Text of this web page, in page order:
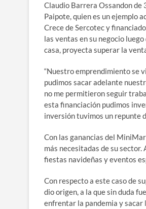
Claudio Barrera Ossandon de
Paipote, quien es un ejemplo
Crece de Sercotec y
las ventas en su negocio
casa, proyecta superar la
“Nuestro emprendimiento se
pudimos sacar adelante
no me permitieron seguir
esta financiación pudimos
inversión tuvimos un repunte
Con las ganancias del
más necesitadas de su
fiestas navideñas y eventos
Con respecto a este caso de
dio origen, a la que sin duda
enfrentar la pandemia y sacar